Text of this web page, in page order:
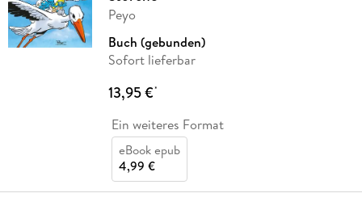
Peyo
Buch (gebunden)
Sofort lieferbar
13,95 €*
Ein weiteres Format
eBook epub
4,99 €